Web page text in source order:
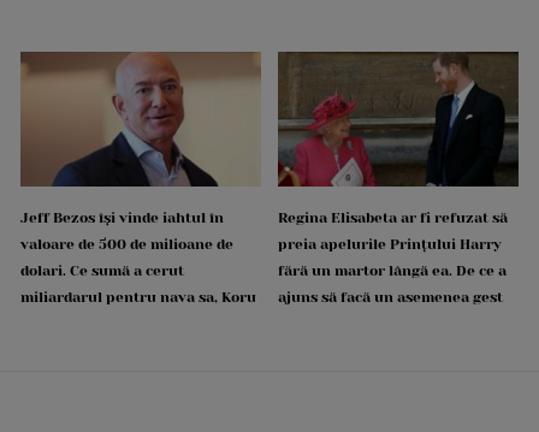
Jeff Bezos își vinde iahtul în
valoare de 500 de milioane de
dolari. Ce sumă a cerut
miliardarul pentru nava sa, Koru
Regina Elisabeta ar fi refuzat să
preia apelurile Prințului Harry
fără un martor lângă ea. De ce a
ajuns să facă un asemenea gest